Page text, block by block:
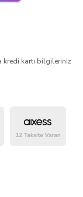
kredi kartı bilgileriniz